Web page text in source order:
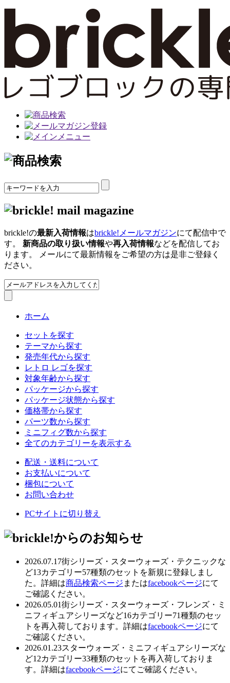
brickle!の最新入荷情報はbrickle!メールマガジンにて配信中で
す。 新商品の取り扱い情報や再入荷情報などを配信してお
ります。 メールにて最新情報をご希望の方は是非ご登録く
ださい。
ホーム
セットを探す
テーマから探す
発売年代から探す
レトロ レゴを探す
対象年齢から探す
パッケージから探す
パッケージ状態から探す
価格帯から探す
パーツ数から探す
ミニフィグ数から探す
全てのカテゴリーを表示する
配送・送料について
お支払いについて
梱包について
お問い合わせ
PCサイトに切り替え
2026.07.17街シリーズ・スターウォーズ・テクニックな
ど13カテゴリー57種類のセットを新規に登録しまし
た。詳細は商品検索ページ またはfacebookページにて
ご確認ください。
2026.05.01街シリーズ・スターウォーズ・フレンズ・ミ
ニフィギュアシリーズなど16カテゴリー71種類のセッ
トを再入荷しております。詳細はfacebookページにて
ご確認ください。
2026.01.23スターウォーズ・ミニフィギュアシリーズな
ど12カテゴリー33種類のセットを再入荷しておりま
す。詳細はfacebookページにてご確認ください。